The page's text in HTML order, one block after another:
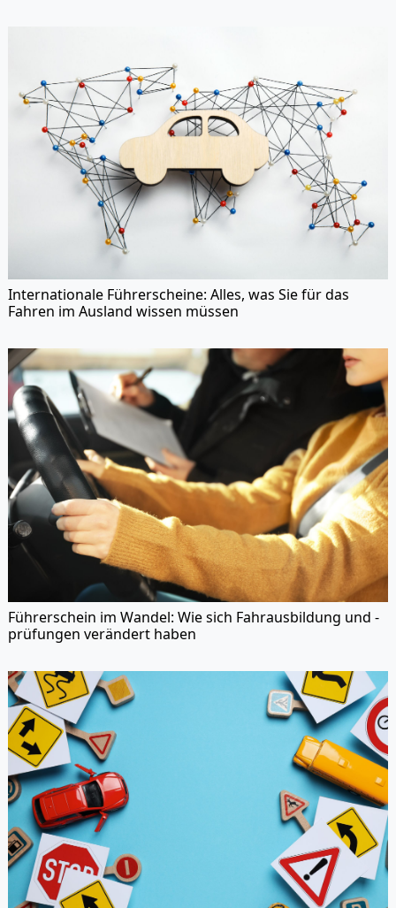
Internationale Führerscheine: Alles, was Sie für das
Fahren im Ausland wissen müssen
Führerschein im Wandel: Wie sich Fahrausbildung und -
prüfungen verändert haben